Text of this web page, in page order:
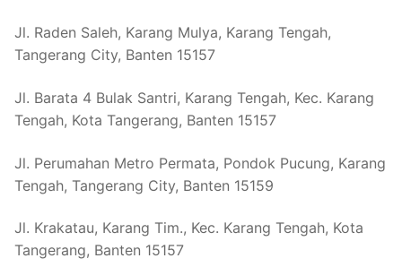
Jl. Raden Saleh, Karang Mulya, Karang Tengah,
Tangerang City, Banten 15157
Jl. Barata 4 Bulak Santri, Karang Tengah, Kec. Karang
Tengah, Kota Tangerang, Banten 15157
Jl. Perumahan Metro Permata, Pondok Pucung, Karang
Tengah, Tangerang City, Banten 15159
Jl. Krakatau, Karang Tim., Kec. Karang Tengah, Kota
Tangerang, Banten 15157